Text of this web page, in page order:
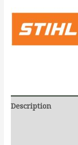
Description